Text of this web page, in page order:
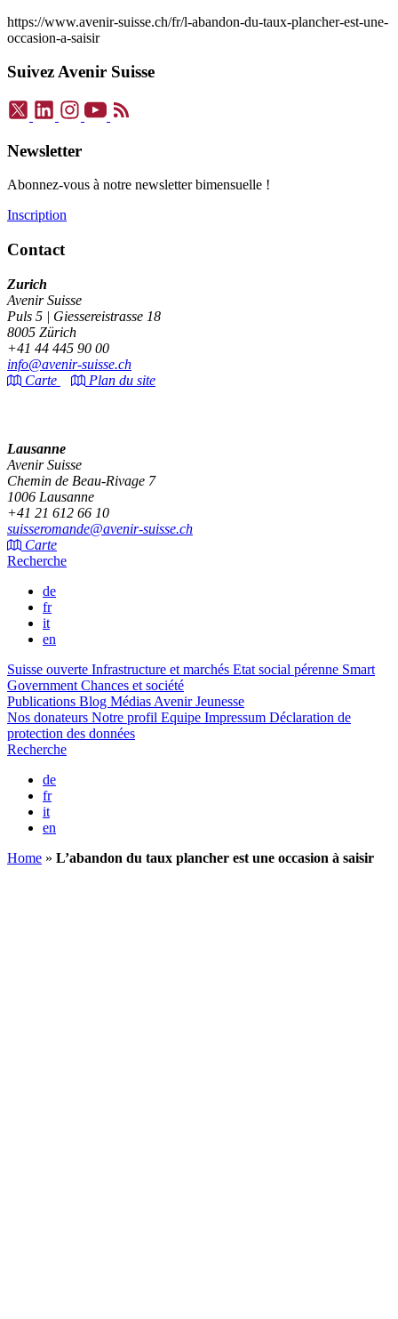
https://www.avenir-suisse.ch/fr/l-abandon-du-taux-plancher-est-une-
occasion-a-saisir
Suivez Avenir Suisse
Newsletter
Abonnez-vous à notre newsletter bimensuelle !
Inscription
Contact
Zurich
Avenir Suisse
Puls 5 | Giessereistrasse 18
8005 Zürich
+41 44 445 90 00
info@avenir-suisse.ch
Carte
Plan du site
Lausanne
Avenir Suisse
Chemin de Beau-Rivage 7
1006 Lausanne
+41 21 612 66 10
suisseromande@avenir-suisse.ch
Carte
Recherche
de
fr
it
en
Suisse ouverte Infrastructure et marchés Etat social pérenne Smart
Government Chances et société
Publications Blog Médias Avenir Jeunesse
Nos donateurs Notre profil Equipe Impressum Déclaration de
protection des données
Recherche
de
fr
it
en
Home » L’abandon du taux plancher est une occasion à saisir